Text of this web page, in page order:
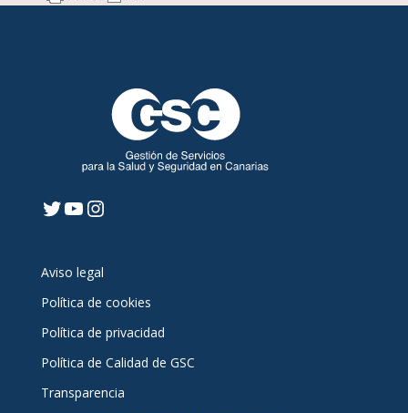
Twitter
YouTube
Instagram
Aviso legal
Política de cookies
Política de privacidad
Política de Calidad de GSC
Transparencia